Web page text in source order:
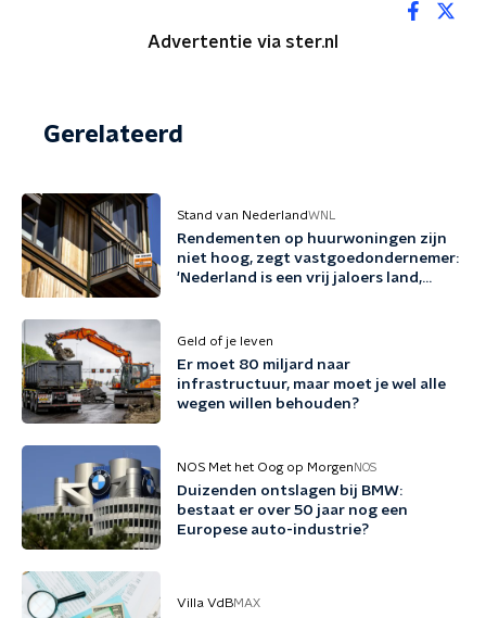
Advertentie via ster.nl
Gerelateerd
Stand van NederlandWNL
Rendementen op huurwoningen zijn
niet hoog, zegt vastgoedondernemer:
'Nederland is een vrij jaloers land,
Geld of je leven
Er moet 80 miljard naar
infrastructuur, maar moet je wel alle
wegen willen behouden?
NOS Met het Oog op Morgen NOS
Duizenden ontslagen bij BMW:
bestaat er over 50 jaar nog een
Europese auto-industrie?
Villa VdBMAX